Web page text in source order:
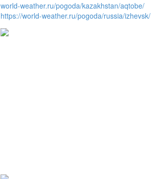
Люди города /
world-weather.ru/pogoda/kazakhstan/aqtobe/
https://world-weather.ru/pogoda/russia/izhevsk/